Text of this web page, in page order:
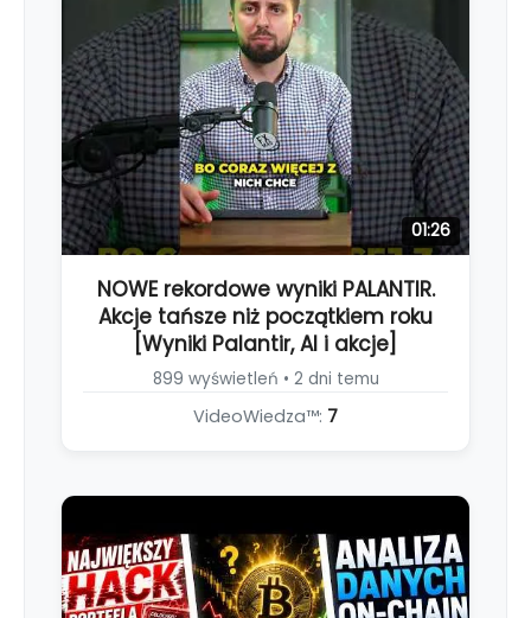
01:26
NOWE rekordowe wyniki PALANTIR.
Akcje tańsze niż początkiem roku
[Wyniki Palantir, AI i akcje]
899 wyświetleń • 2 dni temu
VideoWiedza™: 7